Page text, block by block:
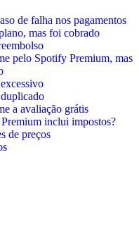
de falha nos pagamentos
mas foi cobrado
pelo Spotify Premium, mas
a avaliação grátis
inclui impostos?
de preços